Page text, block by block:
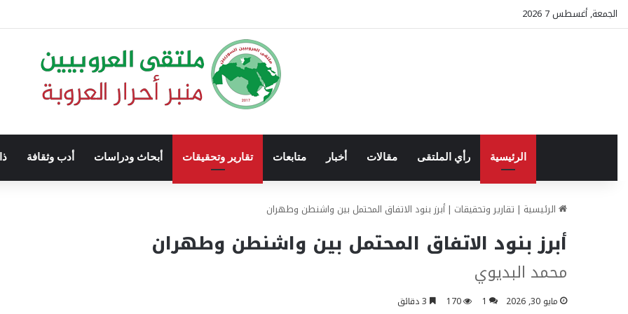
الجمعة, أغسطس 7 2026
الرئيسية رأي الملتقى مقالات أخبار متابعات تقارير وتحقيقات أبحاث ودراسات أدب وثقافة
الرئيسية | تقارير وتحقيقات | أبرز بنود الاتفاق المحتمل بين واشنطن وطهران
أبرز بنود الاتفاق المحتمل بين واشنطن وطهران
محمد البديوي
مايو 30, 2026 1
170